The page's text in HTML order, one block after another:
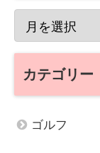
カテゴリー
ゴルフ